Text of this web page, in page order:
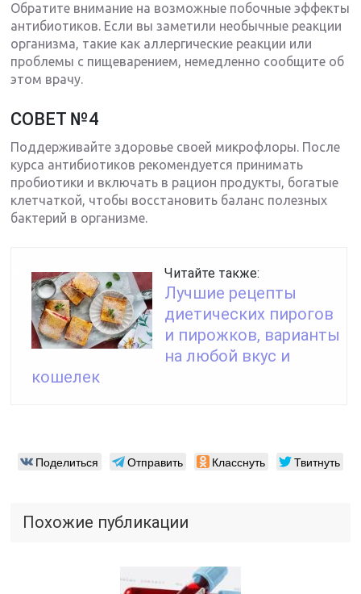
Обратите внимание на возможные побочные эффекты
антибиотиков. Если вы заметили необычные реакции
организма, такие как аллергические реакции или
проблемы с пищеварением, немедленно сообщите об
этом врачу.
СОВЕТ №4
Поддерживайте здоровье своей микрофлоры. После
курса антибиотиков рекомендуется принимать
пробиотики и включать в рацион продукты, богатые
клетчаткой, чтобы восстановить баланс полезных
бактерий в организме.
Читайте также:
Лучшие рецепты
диетических пирогов
и пирожков, варианты
на любой вкус и
кошелек
Поделиться Отправить Класснуть Твитнуть
Похожие публикации